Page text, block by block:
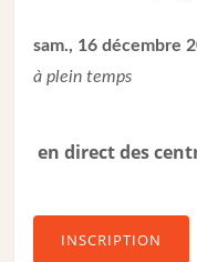
sam., 16 décembre
à plein temps
en direct des
INSCRIPTION